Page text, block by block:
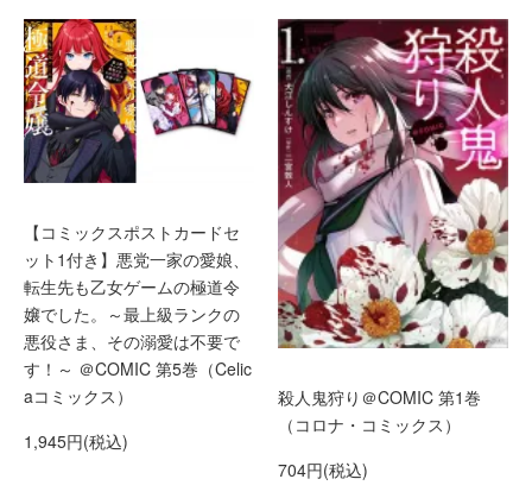
【コミックスポストカードセ
ット1付き】悪党一家の愛娘、
転生先も乙女ゲームの極道令
嬢でした。～最上級ランクの
悪役さま、その溺愛は不要で
す！～ ＠COMIC 第5巻（Celic
aコミックス）
1,945円(税込)
殺人鬼狩り＠COMIC 第1巻
（コロナ・コミックス）
704円(税込)